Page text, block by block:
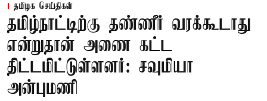
தமிழக செய்திகள்
தமிழ்நாட்டிற்கு தண்ணீர் வரக்கூடாது
என்றுதான் அணை கட்ட
திட்டமிட்டுள்ளனர்: சவுமியா
அன்புமணி